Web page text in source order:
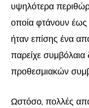
υψηλότερα
οποία φτάνουν
ήταν επίσης ένα
παρείχε
προθεσμιακών
Ωστόσο, πολλές